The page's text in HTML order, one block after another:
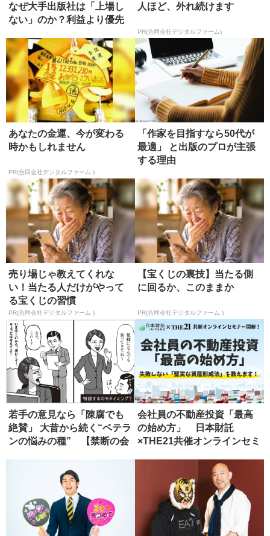
なぜ大手出版社は「上場し
ない」のか？利益より優先
人ほど、外れ続けます
PR(合同会社デジタルファーム)
あなたの金運、今が変わる
時かもしれません
PR(合同会社デジタルファーム )
「作家を目指すなら50代が
最適」 と出版のプロが主張
する理由
売り場じゃ教えてくれな
い！当たる人だけがやって
る宝くじの習慣
PR(合同会社デジタルファーム )
【宝くじの裏技】当たる側
に回るか、このままか
PR(合同会社デジタルファーム )
若手の意見なら「陳腐でも
絶賛」 大昔から続く“ベテラ
ンの悩みの種” 【禁断の会
会社員の不動産投資「最高
の始め方」 日本財託
×THE21共催オンラインセミ